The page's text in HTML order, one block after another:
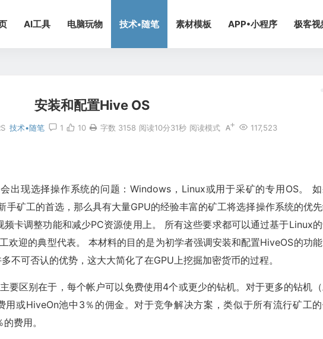
AI工具 电脑玩物 技术•随笔 素材模板 APP•小程序 极客视
安装和配置Hive OS
技术•随笔 1 117,523
10 字数 3158 阅读10分31秒 阅读模式
出现选择操作系统的问题：Windows，Linux或用于采矿的专用OS。
矿工的首选，那么具有大量GPU的经验丰富的矿工将选择操作系统的优
卡调整功能和减少PC资源使用上。 所有这些要求都可以通过基于Linux
欢迎的典型代表。 本材料的目的是为初学者强调安装和配置HiveOS的功
不可否认的优势，这大大简化了在GPU上挖掘加密货币的过程。
要区别在于，每个帐户可以免费使用4个或更少的钻机。对于更多的钻机
用或HiveOn池中3％的佣金。对于竞争解决方案，类似于所有流行矿工
费用。